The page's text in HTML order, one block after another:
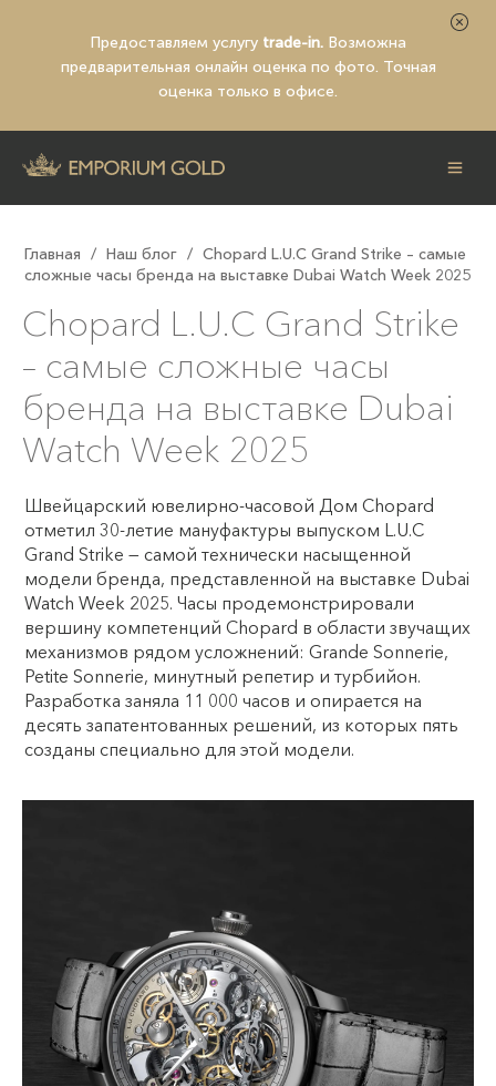
Предоставляем услугу trade-in. Возможна
предварительная онлайн оценка по фото. Точная
оценка только в офисе.
Главная / Наш блог / Chopard L.U.C Grand Strike – самые
сложные часы бренда на выставке Dubai Watch Week 2025
Chopard L.U.C Grand Strike
– самые сложные часы
бренда на выставке Dubai
Watch Week 2025
Швейцарский ювелирно-часовой Дом Chopard
отметил 30-летие мануфактуры выпуском L.U.C
Grand Strike — самой технически насыщенной
модели бренда, представленной на выставке Dubai
Watch Week 2025. Часы продемонстрировали
вершину компетенций Chopard в области звучащих
механизмов рядом усложнений: Grande Sonnerie,
Petite Sonnerie, минутный репетир и турбийон.
Разработка заняла 11 000 часов и опирается на
десять запатентованных решений, из которых пять
созданы специально для этой модели.